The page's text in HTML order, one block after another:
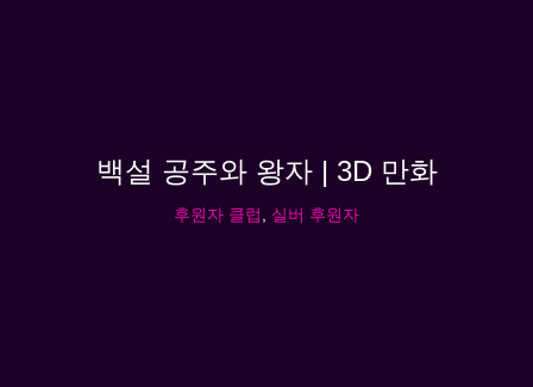
백설 공주와 왕자 | 3D 만화
후원자 클럽 실버 후원자